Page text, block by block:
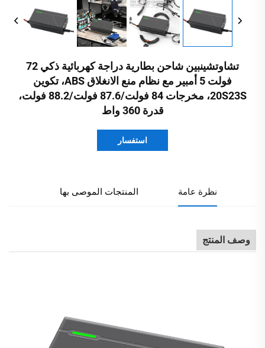
تشاوتشينبين شاحن بطارية دراجة كهربائية ذكي 72
فولت 5 أمبير مع نظام منع الانغلاق ABS، تكوين
20S23S، مخرجات 84 فولت/87.6 فولت/88.2 فولت،
قدرة 360 واط
استفسار
نظرة عامة المنتجات الموصى بها
وصف المنتج